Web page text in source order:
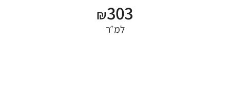
₪303
למ״ר